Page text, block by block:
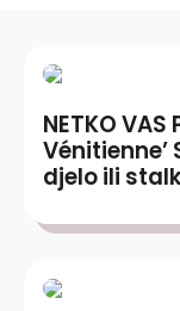
NETKO
djelo ili